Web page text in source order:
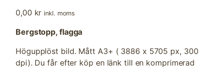
0,00 kr inkl. moms
Bergstopp, flagga
Högupplöst bild. Mått A3+ ( 3886 x 5705 px, 300
dpi). Du får efter köp en länk till en komprimerad